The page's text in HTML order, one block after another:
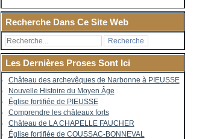
Recherche Dans Ce Site Web
Les Dernières Proses Sont Ici
Château des archevêques de Narbonne à PIEUSSE
Nouvelle Histoire du Moyen Âge
Église fortifiée de PIEUSSE
Comprendre les châteaux forts
Château de LA CHAPELLE FAUCHER
Église fortifiée de COUSSAC-BONNEVAL